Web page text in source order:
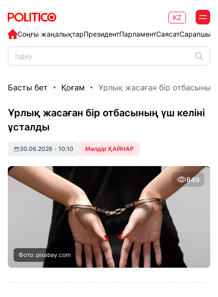
Соңғы жаңалықтарПрезидентПарламентСаясат
KZ
Басты бет Қоғам Ұрлық жасаған бір отбасының
Ұрлық жасаған бір отбасының үш келіні
ұсталды
30.06.2026 • 10:10 Мөлдір ҚАЙНАР
849
Фото: pixabay.com